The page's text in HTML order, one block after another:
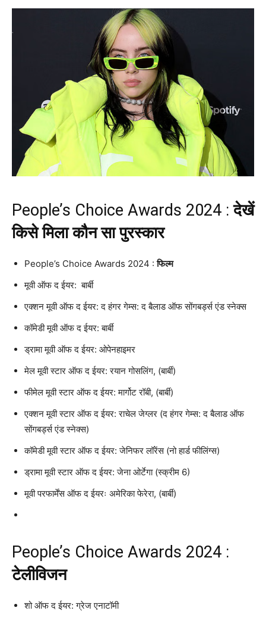
People’s Choice Awards 2024 :देखें
किसे मिला कौन सा पुरस्कार
People’s Choice Awards 2024 :फिल्म
मूवी ऑफ द ईयर: बार्बी
एक्शन मूवी ऑफ द ईयर: द हंगर गेम्स: द बैलाड ऑफ सोंगबर्ड्स एंड स्नेक्स
कॉमेडी मूवी ऑफ द ईयर: बार्बी
ड्रामा मूवी ऑफ द ईयर: ओपेनहाइमर
मेल मूवी स्टार ऑफ द ईयर: रयान गोसलिंग, (बार्बी)
फीमेल मूवी स्टार ऑफ द ईयर: मार्गोट रॉबी, (बार्बी)
एक्शन मूवी स्टार ऑफ द ईयर: राचेल जेग्लर (द हंगर गेम्स: द बैलाड ऑफ
सोंगबर्ड्स एंड स्नेक्स)
कॉमेडी मूवी स्टार ऑफ द ईयर: जेनिफर लॉरेंस (नो हार्ड फीलिंग्स)
ड्रामा मूवी स्टार ऑफ द ईयर: जेना ओर्टेगा (स्क्रीम 6)
मूवी परफार्मेंस ऑफ द ईयरः अमेरिका फेरेरा, (बार्बी)
People’s Choice Awards 2024 :
टेलीविजन
शो ऑफ द ईयर: ग्रेज एनाटॉमी